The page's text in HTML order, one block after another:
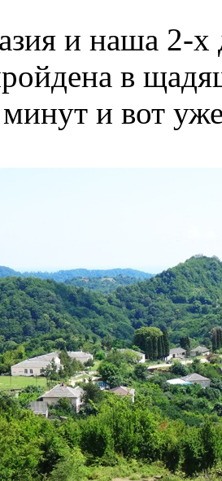
и наша 2-х
в
и вот